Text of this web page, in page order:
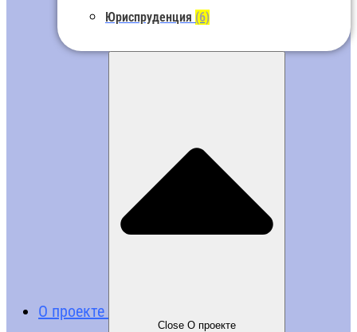
Юриспруденция (6)
О проекте
Close О проекте